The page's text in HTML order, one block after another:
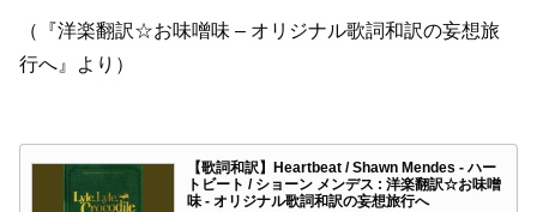
（『洋楽翻訳☆お味噌味 – オリジナル歌詞和訳の妄想旅
行へ』より）
【歌詞和訳】Heartbeat / Shawn Mendes - ハー
トビート / ショーン メンデス : 洋楽翻訳☆お味噌
味 - オリジナル歌詞和訳の妄想旅行へ